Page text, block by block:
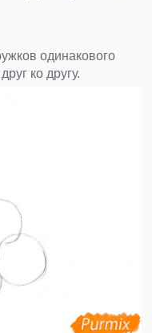
одинакового
ко другу.